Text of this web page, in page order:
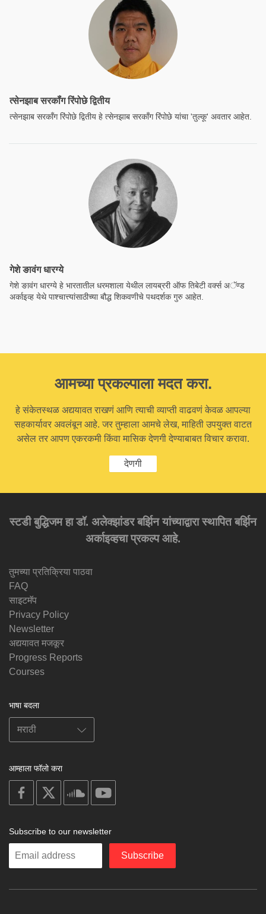
त्सेनझाब सरकॉंग रिंपोछे द्वितीय
त्सेनझाब सरकॉंग रिंपोछे द्वितीय हे त्सेनझाब सरकॉंग रिंपोछे यांचा 'तुल्कू' अवतार आहेत.
गेशे ङावंग धारग्ये
गेशे ङावंग धारग्ये हे भारतातील धरमशाला येथील लायब्ररी ऑफ तिबेटी वर्क्स अॅण्ड
अर्काइव्ह येथे पाश्चात्त्यांसाठीच्या बौद्ध शिकवणीचे पथदर्शक गुरु आहेत.
आमच्या प्रकल्पाला मदत करा.
हे संकेतस्थळ अद्ययावत राखणं आणि त्याची व्याप्ती वाढवणं केवळ आपल्या
सहकार्यावर अवलंबून आहे. जर तुम्हाला आमचे लेख, माहिती उपयुक्त वाटत
असेल तर आपण एकरकमी किंवा मासिक देणगी देण्याबाबत विचार करावा.
देणगी
स्टडी बुद्धिजम हा डॉ. अलेक्झांडर बर्झिन यांच्याद्वारा स्थापित बर्झिन
अर्काइव्हचा प्रकल्प आहे.
तुमच्या प्रतिक्रिया पाठवा
FAQ
साइटमॅप
Privacy Policy
Newsletter
अद्ययावत मजकूर
Progress Reports
Courses
भाषा बदला
आम्हाला फॉलो करा
on
facebook
soundcloud
Subscribe to our newsletter
Enter
Subscribe